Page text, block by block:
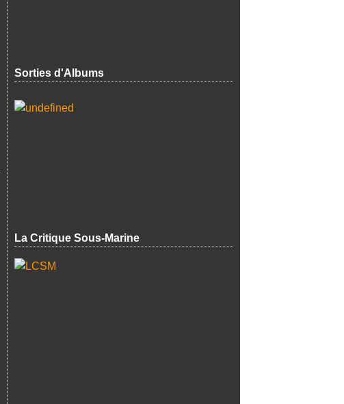
Sorties d'Albums
La Critique Sous-Marine